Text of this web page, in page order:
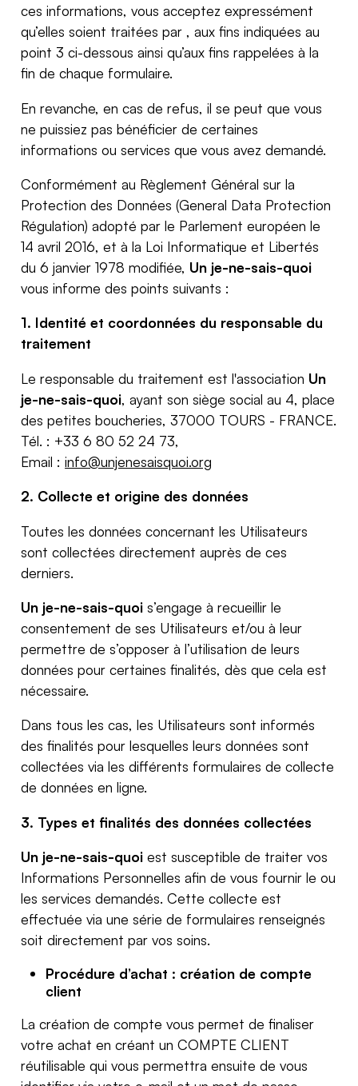
ces informations, vous acceptez expressément
qu’elles soient traitées par , aux fins indiquées au
point 3 ci-dessous ainsi qu’aux fins rappelées à la
fin de chaque formulaire.
En revanche, en cas de refus, il se peut que vous
ne puissiez pas bénéficier de certaines
informations ou services que vous avez demandé.
Conformément au Règlement Général sur la
Protection des Données (General Data Protection
Régulation) adopté par le Parlement européen le
14 avril 2016, et à la Loi Informatique et Libertés
du 6 janvier 1978 modifiée, Un je-ne-sais-quoi
vous informe des points suivants :
1. Identité et coordonnées du responsable du
traitement
Le responsable du traitement est l'association Un
je-ne-sais-quoi, ayant son siège social au 4, place
des petites boucheries, 37000 TOURS - FRANCE.
Tél. : +336 80 52 24 73,
Email :info@unjenesaisquoi.org
2. Collecte et origine des données
Toutes les données concernant les Utilisateurs
sont collectées directement auprès de ces
derniers.
Un je-ne-sais-quoi s’engage à recueillir le
consentement de ses Utilisateurs et/ou à leur
permettre de s’opposer à l’utilisation de leurs
données pour certaines finalités, dès que cela est
nécessaire.
Dans tous les cas, les Utilisateurs sont informés
des finalités pour lesquelles leurs données sont
collectées via les différents formulaires de collecte
de données en ligne.
3. Types et finalités des données collectées
Un je-ne-sais-quoi est susceptible de traiter vos
Informations Personnelles afin de vous fournir le ou
les services demandés. Cette collecte est
effectuée via une série de formulaires renseignés
soit directement par vos soins.
Procédure d’achat : création de compte
client
La création de compte vous permet de finaliser
votre achat en créant un COMPTE CLIENT
réutilisable qui vous permettra ensuite de vous